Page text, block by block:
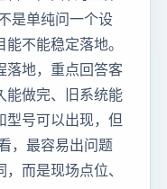
是单纯问一个设
不能稳定落地。
落地，重点回答客
能做完、旧系统能
型号可以出现，但
，最容易出问题
而是现场点位、